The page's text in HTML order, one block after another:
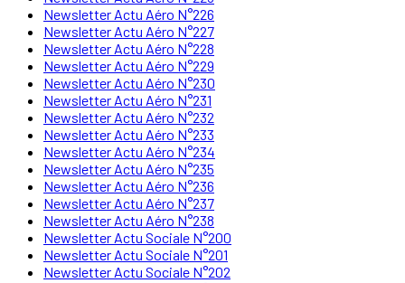
Newsletter Actu Aéro N°226
Newsletter Actu Aéro N°227
Newsletter Actu Aéro N°228
Newsletter Actu Aéro N°229
Newsletter Actu Aéro N°230
Newsletter Actu Aéro N°231
Newsletter Actu Aéro N°232
Newsletter Actu Aéro N°233
Newsletter Actu Aéro N°234
Newsletter Actu Aéro N°235
Newsletter Actu Aéro N°236
Newsletter Actu Aéro N°237
Newsletter Actu Aéro N°238
Newsletter Actu Sociale N°200
Newsletter Actu Sociale N°201
Newsletter Actu Sociale N°202